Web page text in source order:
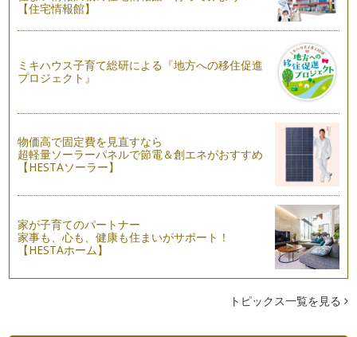
「クリスマスツリーパン」レシピ
クリスマスも、もう間近。サンタさんの訪れが待ち遠しい季
節。 前回のクリスマスリース…
「クリスマスリースパン」レシピ
もうすぐ、みんなの大好きなクリスマス。サンタさん来てくれ
るかな～わくわくするね。 …
ころころ、ころころ生地を丸めて・・・手のひらサイズのかわ
いい、りんごを作ろう。 …
【住宅情報館】
ミキハウス子育て総研による『地方への移住促進
プロジェクト』
物価高で固定費を見直すなら
超軽量ソーラーパネルで節電＆創エネがおすすめ
【HESTAソーラー】
家が子育てのパートナー
家事も、心も、健康も住まいがサポート！
【HESTAホーム】
トピックス一覧を見る